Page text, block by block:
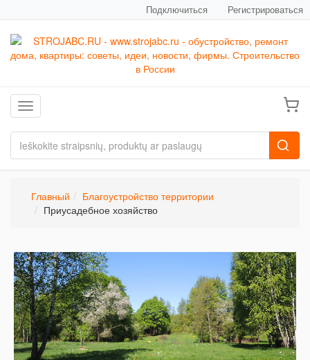
Подключиться Регистрироваться
Toggle navigation
Главный
Благоустройство территории
Приусадебное хозяйство